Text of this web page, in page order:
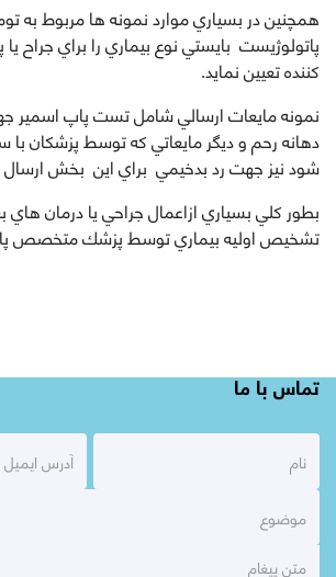
همچنين در بسياري موارد نمونه ها مربوط به
پاتولوژيست بايستي نوع بيماري را براي جراح
كننده تعيين نمايد.
نمونه مايعات ارسالي شامل تست پاپ اسمير
دهانه رحم و ديگر مايعاتي كه توسط پزشكان
شود نيز جهت رد بدخيمي براي اين بخش
بطور كلي بسياري ازاعمال جراحي يا درمان هاي
تشخيص اوليه بيماري توسط پزشك متخصص
تماس با ما